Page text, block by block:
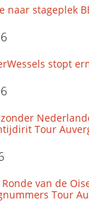
naar stageplek
stopt
Tour
van de
Tour